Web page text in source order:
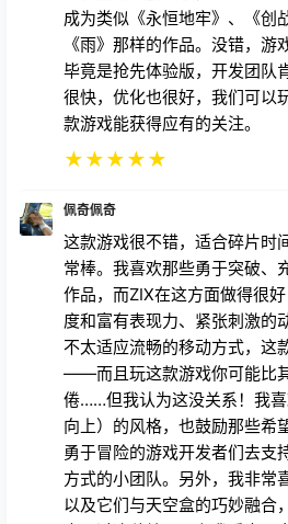
成为类似《永恒地牢》、《创
《雨》那样的作品。没错，游
毕竟是抢先体验版，开发团队
很快，优化也很好，我们可以
款游戏能获得应有的关注。
★★★★★
佩奇佩奇
这款游戏很不错，适合碎片时
常棒。我喜欢那些勇于突破、
作品，而ZIX在这方面做得很
度和富有表现力、紧张刺激的
不太适应流畅的移动方式，这
——而且玩这款游戏你可能比
倦……但我认为这没关系！我
向上）的风格，也鼓励那些希
勇于冒险的游戏开发者们去支
方式的小团队。另外，我非常
以及它们与天空盒的巧妙融合